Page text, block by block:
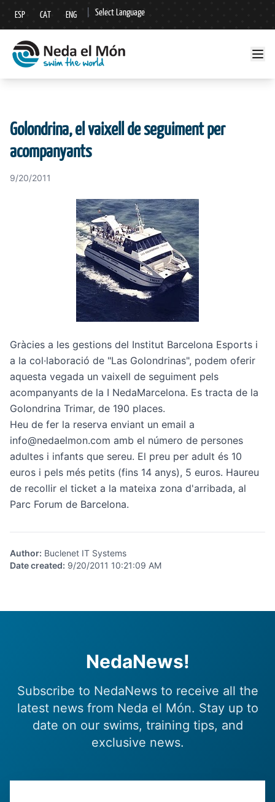
ESP CAT ENG Select Language
▼
Golondrina, el vaixell de seguiment per
acompanyants
9/20/2011
Gràcies a les gestions del Institut Barcelona Esports i
a la col·laboració de "Las Golondrinas", podem oferir
aquesta vegada un vaixell de seguiment pels
acompanyants de la I NedaMarcelona. Es tracta de la
Golondrina Trimar, de 190 places.
Heu de fer la reserva enviant un email a
info@nedaelmon.com amb el número de persones
adultes i infants que sereu. El preu per adult és 10
euros i pels més petits (fins 14 anys), 5 euros. Haureu
de recollir el ticket a la mateixa zona d'arribada, al
Parc Forum de Barcelona.
Author: Buclenet IT Systems
Date created: 9/20/2011 10:21:09 AM
NedaNews!
Subscribe to NedaNews to receive all the
latest news from Neda el Món. Stay up to
date on our swims, training tips, and
exclusive news.